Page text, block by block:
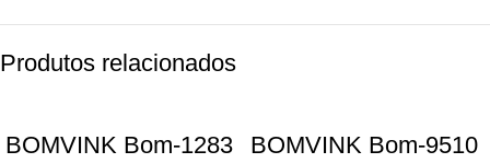
Produtos relacionados
BOMVINK Bom-1283
BOMVINK Bom-9510